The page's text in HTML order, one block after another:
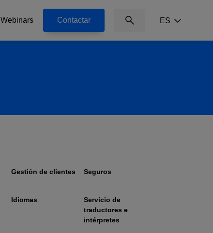
Webinars Contactar ES
Gestión de clientes Seguros
Idiomas
Servicio de
traductores e
intérpretes